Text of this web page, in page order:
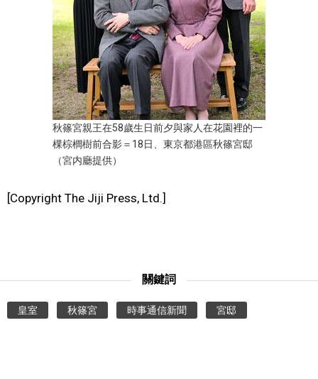
秋篠宮親王在58歲生日前夕與家人在花園裡的一
棵棕櫚樹前合影＝18日、東京都港區秋篠宮邸
（宮内廳提供）
[Copyright The Jiji Press, Ltd.]
關鍵詞
皇室 秋篠宮 時事通信新聞 宮邸